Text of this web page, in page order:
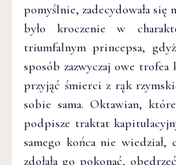
pomyślnie, zadecydowała się
było kroczenie w
triumfalnym princepsa,
sposób zazwyczaj owe trofea
przyjąć śmierci z rąk
sobie sama. Oktawian,
podpisze traktat
samego końca nie
zdołała go pokonać,